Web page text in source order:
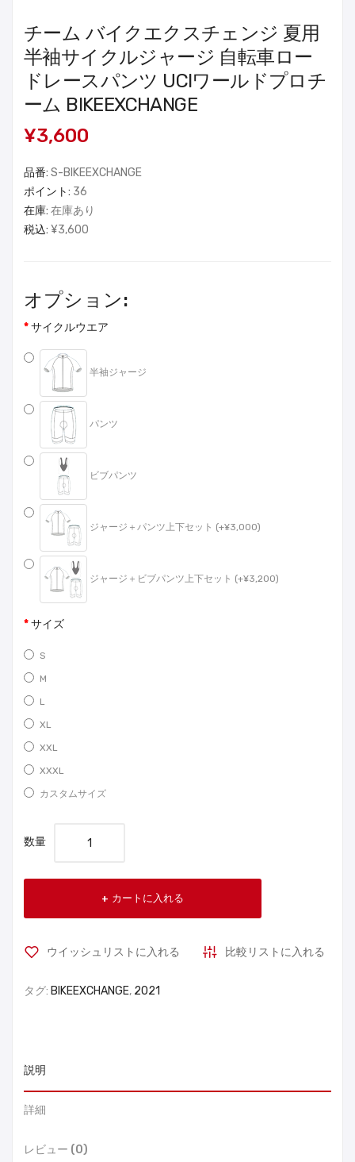
チーム バイクエクスチェンジ 夏用
半袖サイクルジャージ 自転車ロー
ドレースパンツ UCIワールドプロチ
ーム BIKEEXCHANGE
¥3,600
品番: S-BIKEEXCHANGE
ポイント: 36
在庫: 在庫あり
税込: ¥3,600
オプション:
サイクルウエア
半袖ジャージ
パンツ
ビブパンツ
ジャージ＋パンツ上下セット (+¥3,000)
ジャージ＋ビブパンツ上下セット (+¥3,200)
サイズ
S
M
L
XL
XXL
XXXL
カスタムサイズ
数量
カートに入れる
ウイッシュリストに入れる 比較リストに入れる
タグ: BIKEEXCHANGE, 2021
説明
詳細
レビュー (0)